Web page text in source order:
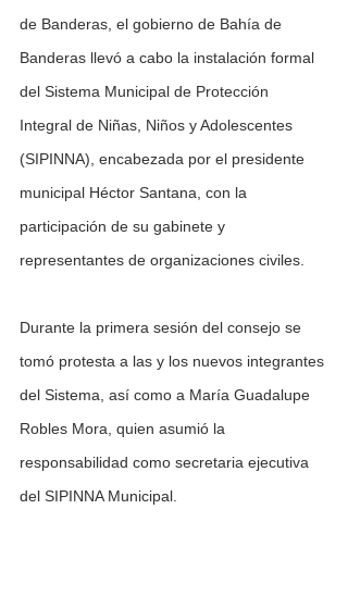
de Banderas, el gobierno de Bahía de
Banderas llevó a cabo la instalación formal
del Sistema Municipal de Protección
Integral de Niñas, Niños y Adolescentes
(SIPINNA), encabezada por el presidente
municipal Héctor Santana, con la
participación de su gabinete y
representantes de organizaciones civiles.
Durante la primera sesión del consejo se
tomó protesta a las y los nuevos integrantes
del Sistema, así como a María Guadalupe
Robles Mora, quien asumió la
responsabilidad como secretaria ejecutiva
del SIPINNA Municipal.